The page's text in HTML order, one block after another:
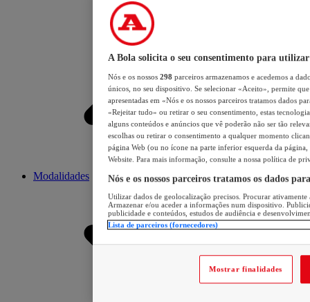
Modalidades
A Bola solicita o seu consentimento para utilizar
Nós e os nossos 298 parceiros armazenamos e acedemos a
únicos, no seu dispositivo. Se selecionar «Aceito», permite
apresentadas em «Nós e os nossos parceiros tratamos dados
«Rejeitar tudo» ou retirar o seu consentimento, estas
alguns conteúdos e anúncios que vê poderão não ser tão
escolhas ou retirar o consentimento a qualquer momento
página Web (ou no ícone na parte inferior esquerda da página,
Website. Para mais informação, consulte a nossa política de
Nós e os nossos parceiros tratamos os dados
Utilizar dados de geolocalização precisos. Procurar
Armazenar e/ou aceder a informações num dispositivo.
publicidade e conteúdos, estudos de audiência e
Lista de parceiros (fornecedores)
Mostrar finalidades